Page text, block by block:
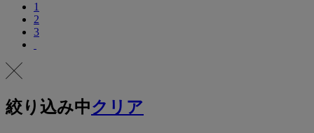
1
2
3
絞り込み中クリア